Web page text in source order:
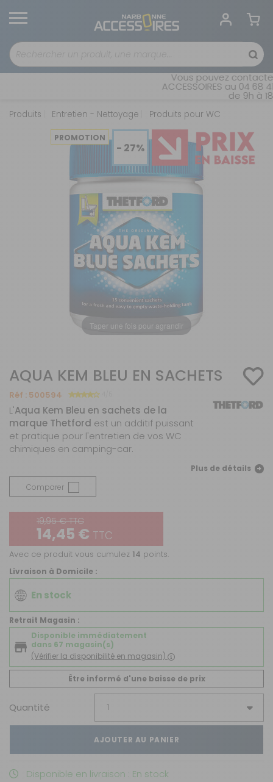
Vous pouvez contacter
ACCESSOIRES au 04 68
de 9h à
Produits Entretien - Nettoyage Produits pour WC
PROMOTION
- 27%
Taper une fois pour agrandir
AQUA KEM BLEU EN SACHETS
Réf : 500594
L'Aqua Kem Bleu en sachets de la
marque Thetford est un additif puissant
et pratique pour l'entretien de vos WC
chimiques en camping-car.
Plus de détails
Comparer
19,95 € TTC
14,45 € TTC
Avec ce produit vous cumulez 14 points.
Livraison à Domicile :
En stock
Retrait Magasin :
Disponible immédiatement
dans 67 magasin(s)
(Vérifier la disponibilité en magasin)
Être informé d'une baisse de prix
Quantité
AJOUTER AU PANIER
Disponible en livraison : En stock